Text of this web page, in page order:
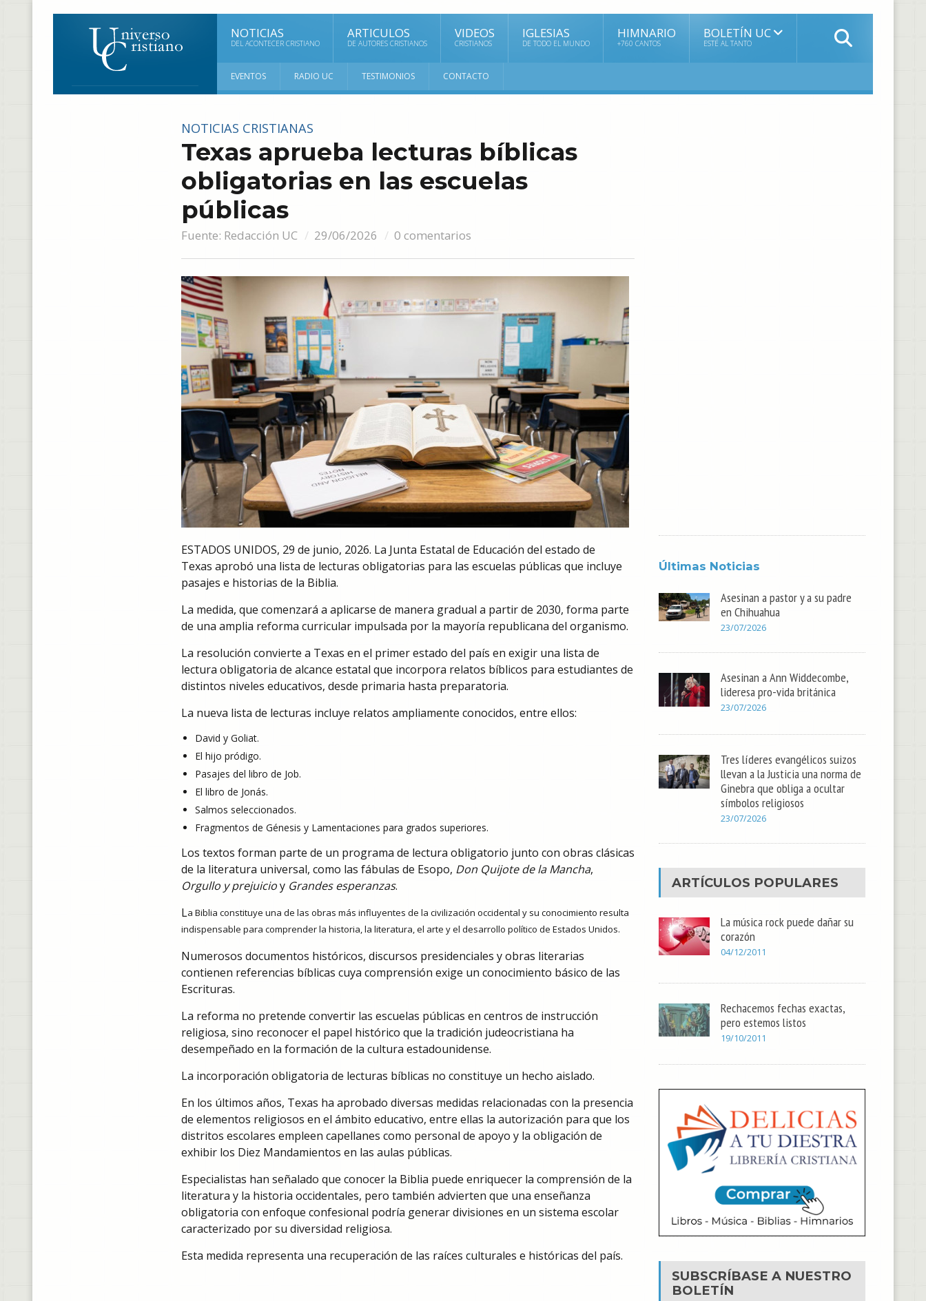
NOTICIAS
DEL ACONTECER CRISTIANO
ARTICULOS
DE AUTORES CRISTIANOS
VIDEOS
CRISTIANOS
IGLESIAS
DE TODO EL MUNDO
HIMNARIO
+760 CANTOS
BOLETÍN UC
ESTÉ AL TANTO
EVENTOS RADIO UC TESTIMONIOS CONTACTO
NOTICIAS CRISTIANAS
Texas aprueba lecturas bíblicas
obligatorias en las escuelas
públicas
Fuente: Redacción UC 29/06/2026 0 comentarios
ESTADOS UNIDOS, 29 de junio, 2026. La Junta Estatal de Educación del estado de
Texas aprobó una lista de lecturas obligatorias para las escuelas públicas que incluye
pasajes e historias de la Biblia.
La medida, que comenzará a aplicarse de manera gradual a partir de 2030, forma parte
de una amplia reforma curricular impulsada por la mayoría republicana del organismo.
La resolución convierte a Texas en el primer estado del país en exigir una lista de
lectura obligatoria de alcance estatal que incorpora relatos bíblicos para estudiantes de
distintos niveles educativos, desde primaria hasta preparatoria.
La nueva lista de lecturas incluye relatos ampliamente conocidos, entre ellos:
David y Goliat.
El hijo pródigo.
Pasajes del libro de Job.
El libro de Jonás.
Salmos seleccionados.
Fragmentos de Génesis y Lamentaciones para grados superiores.
Los textos forman parte de un programa de lectura obligatorio junto con obras clásicas
de la literatura universal, como las fábulas de Esopo, Don Quijote de la Mancha,
Orgullo y prejuicioy Grandes esperanzas.
La Biblia constituye una de las obras más influyentes de la civilización occidental y su conocimiento resulta
indispensable para comprender la historia, la literatura, el arte y el desarrollo político de Estados Unidos.
Numerosos documentos históricos, discursos presidenciales y obras literarias
contienen referencias bíblicas cuya comprensión exige un conocimiento básico de las
Escrituras.
La reforma no pretende convertir las escuelas públicas en centros de instrucción
religiosa, sino reconocer el papel histórico que la tradición judeocristiana ha
desempeñado en la formación de la cultura estadounidense.
La incorporación obligatoria de lecturas bíblicas no constituye un hecho aislado.
En los últimos años, Texas ha aprobado diversas medidas relacionadas con la presencia
de elementos religiosos en el ámbito educativo, entre ellas la autorización para que los
distritos escolares empleen capellanes como personal de apoyo y la obligación de
exhibir los Diez Mandamientos en las aulas públicas.
Especialistas han señalado que conocer la Biblia puede enriquecer la comprensión de la
literatura y la historia occidentales, pero también advierten que una enseñanza
obligatoria con enfoque confesional podría generar divisiones en un sistema escolar
caracterizado por su diversidad religiosa.
Esta medida representa una recuperación de las raíces culturales e históricas del país.
Últimas Noticias
Asesinan a pastor y a su padre
en Chihuahua
23/07/2026
Asesinan a Ann Widdecombe,
lideresa pro-vida británica
23/07/2026
Tres líderes evangélicos suizos
llevan a la Justicia una norma de
Ginebra que obliga a ocultar
símbolos religiosos
23/07/2026
ARTÍCULOS POPULARES
La música rock puede dañar su
corazón
04/12/2011
Rechacemos fechas exactas,
pero estemos listos
19/10/2011
SUBSCRÍBASE A NUESTRO
BOLETÍN